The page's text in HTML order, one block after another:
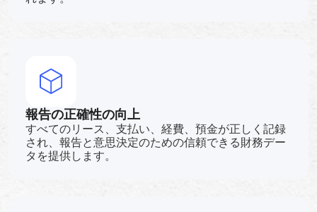
報告の正確性の向上
すべてのリース、支払い、経費、預金が正しく記録
され、報告と意思決定のための信頼できる財務デー
タを提供します。